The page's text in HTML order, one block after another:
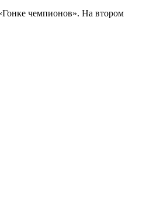
чемпионов». На втором